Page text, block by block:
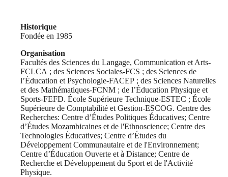
Historique
Fondée en 1985
Organisation
Facultés des Sciences du Langage, Communication et Arts-
FCLCA ; des Sciences Sociales-FCS ; des Sciences de
l’Éducation et Psychologie-FACEP ; des Sciences Naturelles
et des Mathématiques-FCNM ; de l’Éducation Physique et
Sports-FEFD. École Supérieure Technique-ESTEC ; École
Supérieure de Comptabilité et Gestion-ESCOG. Centre des
Recherches: Centre d’Études Politiques Éducatives; Centre
d’Études Mozambicaines et de l'Ethnoscience; Centre des
Technologies Éducatives; Centre d’Études du
Développement Communautaire et de l'Environnement;
Centre d’Éducation Ouverte et à Distance; Centre de
Recherche et Développement du Sport et de l'Activité
Physique.